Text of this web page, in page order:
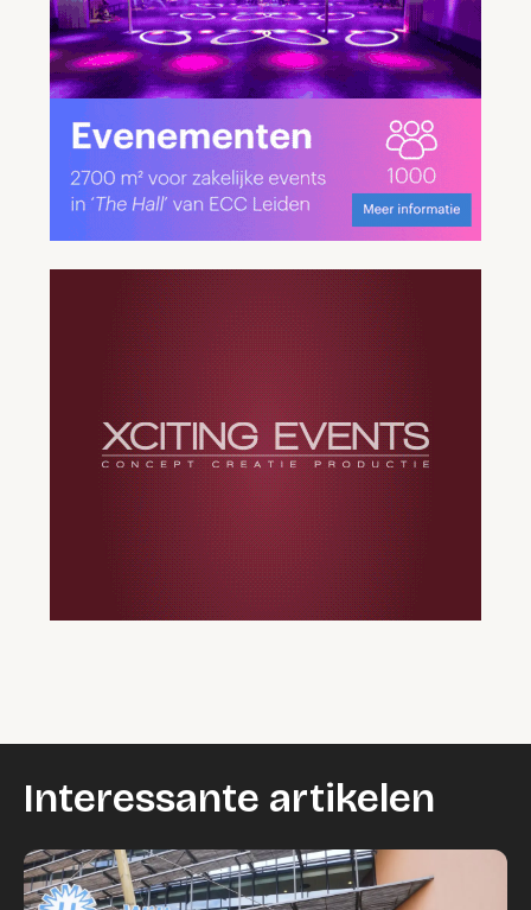
Interessante artikelen